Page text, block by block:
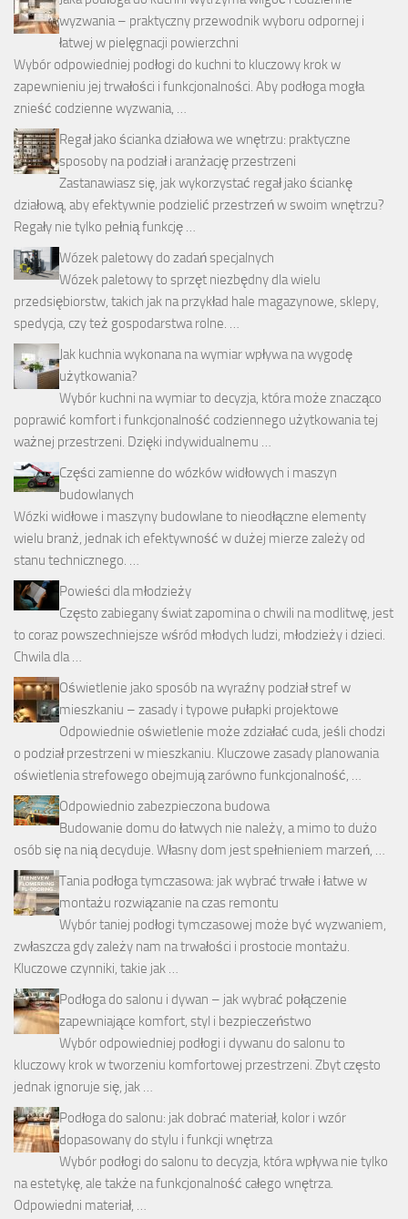
wyzwania – praktyczny przewodnik wyboru odpornej i
łatwej w pielęgnacji powierzchni
Wybór odpowiedniej podłogi do kuchni to kluczowy krok w
zapewnieniu jej trwałości i funkcjonalności. Aby podłoga mogła
znieść codzienne wyzwania, …
Regał jako ścianka działowa we wnętrzu: praktyczne
sposoby na podział i aranżację przestrzeni
Zastanawiasz się, jak wykorzystać regał jako ściankę
działową, aby efektywnie podzielić przestrzeń w swoim wnętrzu?
Regały nie tylko pełnią funkcję …
Wózek paletowy do zadań specjalnych
Wózek paletowy to sprzęt niezbędny dla wielu
przedsiębiorstw, takich jak na przykład hale magazynowe, sklepy,
spedycja, czy też gospodarstwa rolne. …
Jak kuchnia wykonana na wymiar wpływa na wygodę
użytkowania?
Wybór kuchni na wymiar to decyzja, która może znacząco
poprawić komfort i funkcjonalność codziennego użytkowania tej
ważnej przestrzeni. Dzięki indywidualnemu …
Części zamienne do wózków widłowych i maszyn
budowlanych
Wózki widłowe i maszyny budowlane to nieodłączne elementy
wielu branż, jednak ich efektywność w dużej mierze zależy od
stanu technicznego. …
Powieści dla młodzieży
Często zabiegany świat zapomina o chwili na modlitwę, jest
to coraz powszechniejsze wśród młodych ludzi, młodzieży i dzieci.
Chwila dla …
Oświetlenie jako sposób na wyraźny podział stref w
mieszkaniu – zasady i typowe pułapki projektowe
Odpowiednie oświetlenie może zdziałać cuda, jeśli chodzi
o podział przestrzeni w mieszkaniu. Kluczowe zasady planowania
oświetlenia strefowego obejmują zarówno funkcjonalność, …
Odpowiednio zabezpieczona budowa
Budowanie domu do łatwych nie należy, a mimo to dużo
osób się na nią decyduje. Własny dom jest spełnieniem marzeń, …
Tania podłoga tymczasowa: jak wybrać trwałe i łatwe w
montażu rozwiązanie na czas remontu
Wybór taniej podłogi tymczasowej może być wyzwaniem,
zwłaszcza gdy zależy nam na trwałości i prostocie montażu.
Kluczowe czynniki, takie jak …
Podłoga do salonu i dywan – jak wybrać połączenie
zapewniające komfort, styl i bezpieczeństwo
Wybór odpowiedniej podłogi i dywanu do salonu to
kluczowy krok w tworzeniu komfortowej przestrzeni. Zbyt często
jednak ignoruje się, jak …
Podłoga do salonu: jak dobrać materiał, kolor i wzór
dopasowany do stylu i funkcji wnętrza
Wybór podłogi do salonu to decyzja, która wpływa nie tylko
na estetykę, ale także na funkcjonalność całego wnętrza.
Odpowiedni materiał, …